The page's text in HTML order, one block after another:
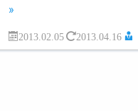
»
2013.02.05 2013.04.16